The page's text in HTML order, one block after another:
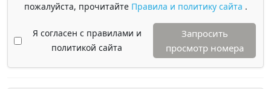
пожалуйста, прочитайте Правила и политику сайта .
Я согласен с правилами и
политикой сайта
Запросить
просмотр номера